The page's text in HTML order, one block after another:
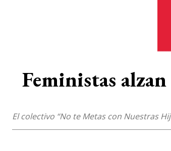
Feministas
El colectivo “No te Metas con Nuestras